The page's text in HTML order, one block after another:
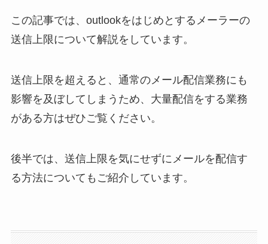
この記事では、outlookをはじめとするメーラーの
送信上限について解説をしています。
送信上限を超えると、通常のメール配信業務にも
影響を及ぼしてしまうため、大量配信をする業務
がある方はぜひご覧ください。
後半では、送信上限を気にせずにメールを配信す
る方法についてもご紹介しています。